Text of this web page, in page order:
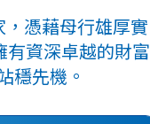
憑藉母行雄厚實
有資深卓越的財富
穩先機。